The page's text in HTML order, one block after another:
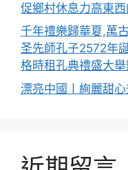
促鄉村休息力高東
千年禮樂歸華夏,萬
圣先師孔子2572年
格時租孔典禮盛大
漂亮中國丨絢麗甜